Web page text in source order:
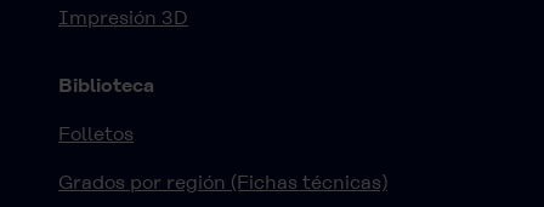
Impresión 3D
Biblioteca
Folletos
Grados por región (Fichas técnicas)